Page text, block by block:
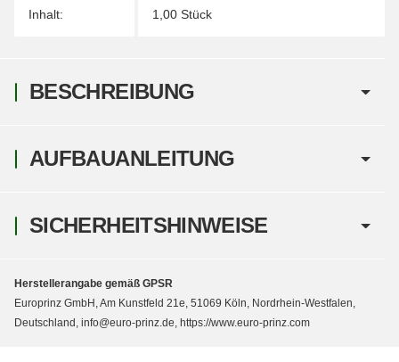
Inhalt: 1,00 Stück
BESCHREIBUNG
AUFBAUANLEITUNG
SICHERHEITSHINWEISE
Herstellerangabe gemäß GPSR
Europrinz GmbH, Am Kunstfeld 21e, 51069 Köln, Nordrhein-Westfalen,
Deutschland, info@euro-prinz.de, https://www.euro-prinz.com